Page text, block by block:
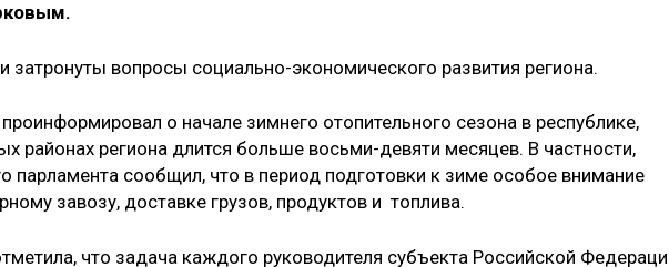
вопросы социально-экономического развития региона.
о начале зимнего отопительного сезона в республике,
районах региона длится больше восьми-девяти месяцев. В частности,
парламента сообщил, что в период подготовки к зиме особое внимание
завозу, доставке грузов, продуктов и топлива.
что задача каждого руководителя субъекта Российской